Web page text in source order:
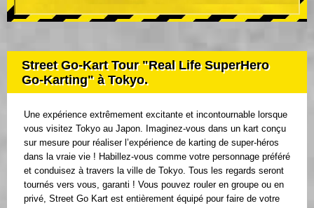
Street Go-Kart Tour "Real Life SuperHero
Go-Karting" à Tokyo.
Une expérience extrêmement excitante et incontournable lorsque
vous visitez Tokyo au Japon. Imaginez-vous dans un kart conçu
sur mesure pour réaliser l’expérience de karting de super-héros
dans la vraie vie ! Habillez-vous comme votre personnage préféré
et conduisez à travers la ville de Tokyo. Tous les regards seront
tournés vers vous, garanti ! Vous pouvez rouler en groupe ou en
privé, Street Go Kart est entièrement équipé pour faire de votre